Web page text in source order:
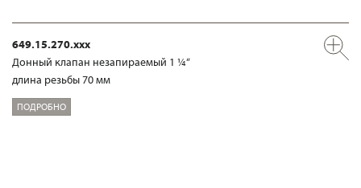
649.15.270.xxx
Донный клапан незапираемый 1 ¼“
длина резьбы 70 мм
ПОДРОБНО